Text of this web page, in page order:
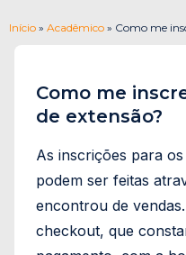
Início » Acadêmico » Como me
Como me
de extensão?
As inscrições para
podem ser feitas
encontrou de
checkout, que